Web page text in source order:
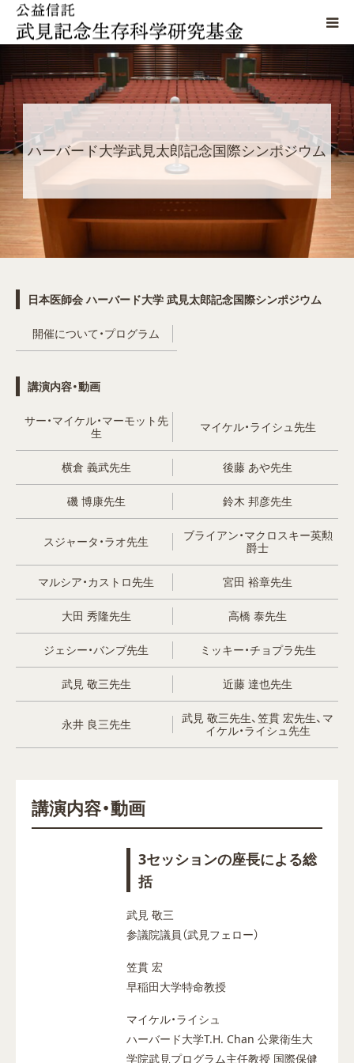
ハーバード大学武見太郎記念国際シンポジウム
日本医師会 ハーバード大学 武見太郎記念国際シンポジウム
開催について・プログラム
講演内容・動画
サー・マイケル・マーモット先
生
マイケル・ライシュ先生
横倉 義武先生 後藤 あや先生
磯 博康先生 鈴木 邦彦先生
スジャータ・ラオ先生
ブライアン・マクロスキー英勲
爵士
マルシア・カストロ先生 宮田 裕章先生
大田 秀隆先生 高橋 泰先生
ジェシー・バンプ先生 ミッキー・チョプラ先生
武見 敬三先生 近藤 達也先生
永井 良三先生
武見 敬三先生、笠貫 宏先生、マ
イケル・ライシュ先生
講演内容・動画
3セッションの座長による総
括
武見 敬三
参議院議員（武見フェロー）
笠貫 宏
早稲田大学特命教授
マイケル・ライシュ
ハーバード大学T.H. Chan 公衆衛生大
学院武見プログラム主任教授 国際保健
当基金について
武見記念賞
武見奨励賞
シンポジウム
生存科学懇話会
武見太郎資料館